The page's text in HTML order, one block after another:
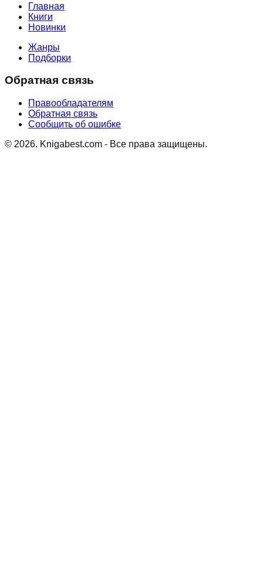
Главная
Книги
Новинки
Жанры
Подборки
Обратная связь
Правообладателям
Обратная связь
Сообщить об ошибке
© 2026. Knigabest.com - Все права защищены.